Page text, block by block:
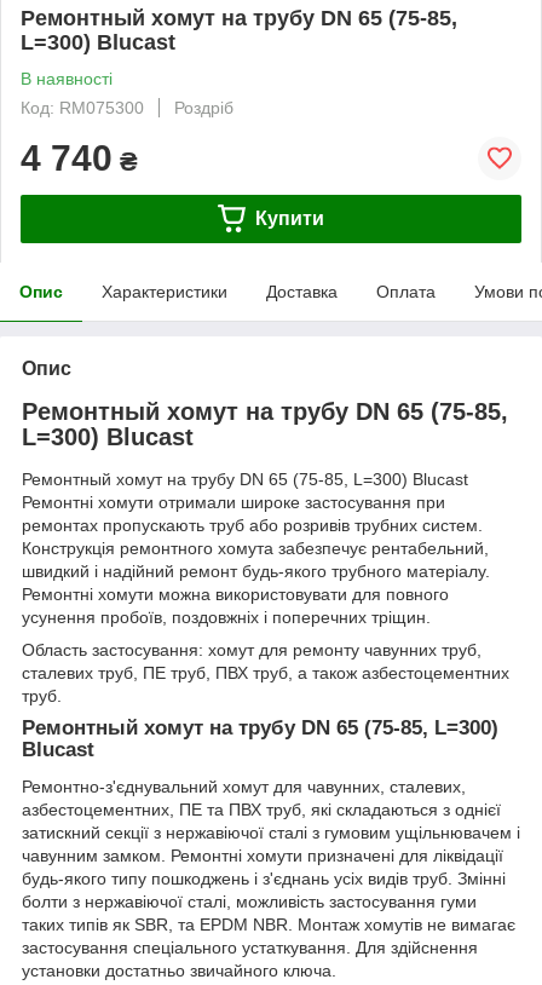
Ремонтный хомут на трубу DN 65 (75-85,
L=300) Blucast
В наявності
Код: RM075300
Роздріб
4 740 ₴
Купити
Опис Характеристики Доставка Оплата Умови
Опис
Ремонтный хомут на трубу DN 65 (75-85,
L=300) Blucast
Ремонтный хомут на трубу DN 65 (75-85, L=300) Blucast
Ремонтні хомути отримали широке застосування при
ремонтах пропускають труб або розривів трубних систем.
Конструкція ремонтного хомута забезпечує рентабельний,
швидкий і надійний ремонт будь-якого трубного матеріалу.
Ремонтні хомути можна використовувати для повного
усунення пробоїв, поздовжніх і поперечних тріщин.
Область застосування: хомут для ремонту чавунних труб,
сталевих труб, ПЕ труб, ПВХ труб, а також азбестоцементних
труб.
Ремонтный хомут на трубу DN 65 (75-85, L=300)
Blucast
Ремонтно-з'єднувальний хомут для чавунних, сталевих,
азбестоцементних, ПЕ та ПВХ труб, які складаються з однієї
затискний секції з нержавіючої сталі з гумовим ущільнювачем і
чавунним замком. Ремонтні хомути призначені для ліквідації
будь-якого типу пошкоджень і з'єднань усіх видів труб. Змінні
болти з нержавіючої сталі, можливість застосування гуми
таких типів як SBR, та EPDM NBR. Монтаж хомутів не вимагає
застосування спеціального устаткування. Для здійснення
установки достатньо звичайного ключа.